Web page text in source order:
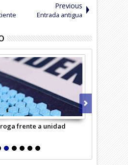
Previous
Entrada antigua
frente a unidad